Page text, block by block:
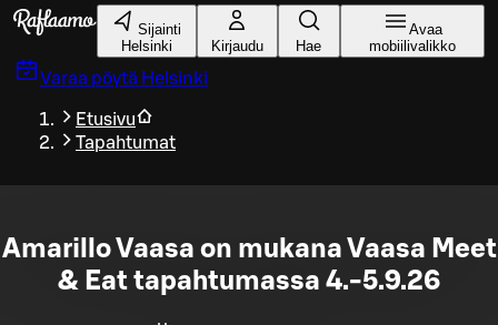
Siirry pääsisältöön
Sijainti
Helsinki
Kirjaudu Hae
Avaa
mobiilivalikko
Varaa pöytä Helsinki
Etusivu
Tapahtumat
Amarillo Vaasa on mukana Vaasa Meet
& Eat tapahtumassa 4.-5.9.26